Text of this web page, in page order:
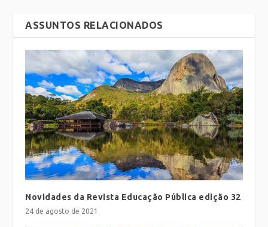
ASSUNTOS RELACIONADOS
Novidades da Revista Educação Pública edição 32
24 de agosto de 2021